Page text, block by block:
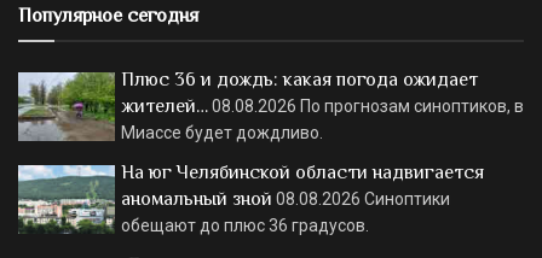
Популярное сегодня
Плюс 36 и дождь: какая погода ожидает
жителей…08.08.2026 По прогнозам синоптиков, в
Миассе будет дождливо.
На юг Челябинской области надвигается
аномальный зной 08.08.2026 Синоптики
обещают до плюс 36 градусов.